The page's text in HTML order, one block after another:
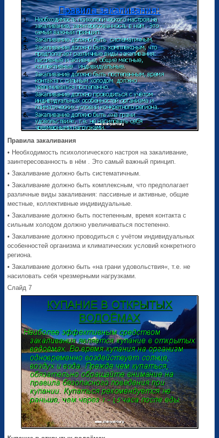
Правила закаливания
• Необходимость психологического настроя на закаливание,
заинтересованность в нём . Это самый важный принцип.
• Закаливание должно быть систематичным.
• Закаливание должно быть комплексным, что предполагает
различные виды закаливания: пассивные и активные, общие
местные, коллективные индивидуальные.
• Закаливание должно быть постепенным, время контакта с
сильным холодом должно увеличиваться постепенно.
• Закаливание должно проводиться с учётом индивидуальных
особенностей организма и климатических условий конкретного
региона.
• Закаливание должно быть «на грани удовольствия«, т.е. не
насиловать себя чрезмерными нагрузками.
Слайд 7